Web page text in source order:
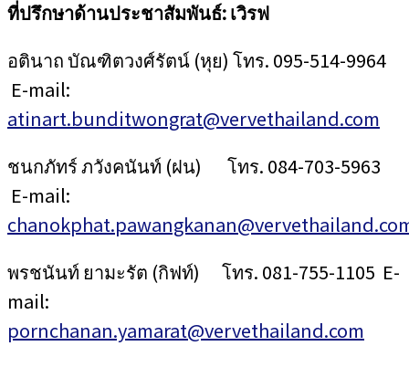
ที่ปรึกษาด้านประชาสัมพันธ์:เวิรฟ
อตินาถ บัณฑิตวงศ์รัตน์ (หุย) โทร. 095-514-9964
E-mail:
atinart.bunditwongrat@vervethailand.com
ชนกภัทร์ ภวังคนันท์ (ฝน) โทร. 084-703-5963
E-mail:
พรชนันท์ ยามะรัต (กิฟท์) โทร. 081-755-1105 E-
mail:
pornchanan.yamarat@vervethailand.com